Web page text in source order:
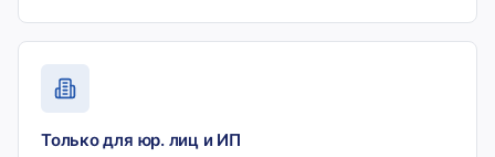
Только для юр. лиц и ИП